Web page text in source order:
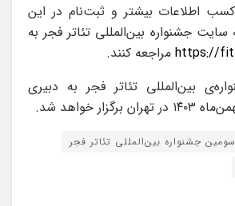
اطلاعات بیشتر و ثبت‌نام در این
سایت جشنواره بین‌المللی تئاتر فجر به
https:// مراجعه کنند.
بین‌المللی تئاتر فجر به دبیری
خواهد شد.
جشنواره بین‌المللی تئاتر فجر